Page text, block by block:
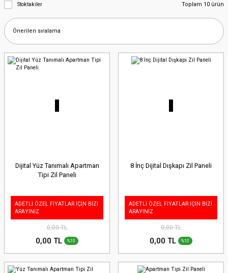
Stoktakiler Toplam 10 ürün
Dijital Yüz Tanımalı Apartman
Tipi Zil Paneli
ADETLİ ÖZEL FİYATLAR İÇİN BİZİ
ARAYINIZ
0,00 TL
0,00 TL %10
8 İnç Dijital Dışkapı Zil Paneli
ADETLİ ÖZEL FİYATLAR İÇİN BİZİ
ARAYINIZ
0,00 TL
0,00 TL %10